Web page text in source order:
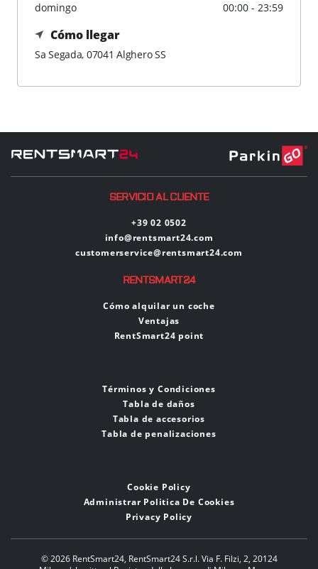
domingo
00:00 - 23:59
Cómo llegar
Sa Segada, 07041 Alghero SS
SERVICIO AL CLIENTE
+39 02 0502
info@rentsmart24.com
customerservice@rentsmart24.com
RENTSMART24
Cómo alquilar un coche
Ventajas
RentSmart24 point
Términos y Condiciones
Tabla de daños
Tabla de accesorios
Tabla de penalizaciones
Cookie Policy
Administrar Politica De Cookies
Privacy Policy
© 2026 RentSmart24, RentSmart24 S.r.l. Via F. Filzi, 2, 20124